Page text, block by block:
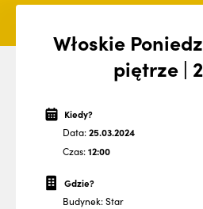
Włoskie
piętrze |
Kiedy?
Data:25.03.2024
Czas:12:00
Gdzie?
Budynek: Star